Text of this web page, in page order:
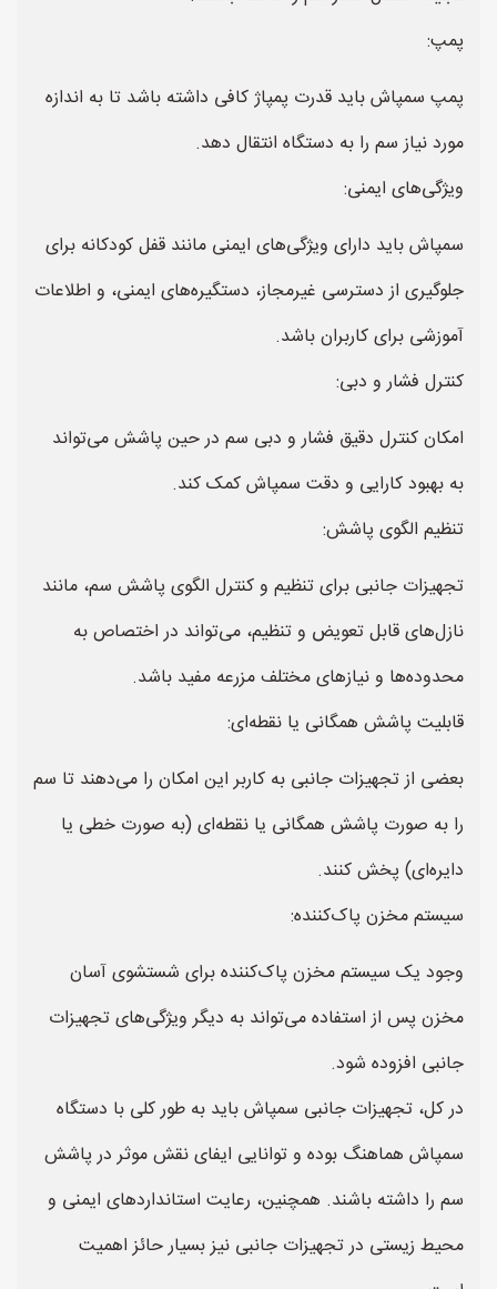
پمپ:
پمپ سمپاش باید قدرت پمپاژ کافی داشته باشد تا به اندازه
مورد نیاز سم را به دستگاه انتقال دهد.
ویژگی‌های ایمنی:
سمپاش باید دارای ویژگی‌های ایمنی مانند قفل کودکانه برای
جلوگیری از دسترسی غیرمجاز، دستگیره‌های ایمنی، و اطلاعات
آموزشی برای کاربران باشد.
کنترل فشار و دبی:
امکان کنترل دقیق فشار و دبی سم در حین پاشش می‌تواند
به بهبود کارایی و دقت سمپاش کمک کند.
تنظیم الگوی پاشش:
تجهیزات جانبی برای تنظیم و کنترل الگوی پاشش سم، مانند
نازل‌های قابل تعویض و تنظیم، می‌تواند در اختصاص به
محدوده‌ها و نیازهای مختلف مزرعه مفید باشد.
قابلیت پاشش همگانی یا نقطه‌ای:
بعضی از تجهیزات جانبی به کاربر این امکان را می‌دهند تا سم
را به صورت پاشش همگانی یا نقطه‌ای (به صورت خطی یا
دایره‌ای) پخش کنند.
سیستم مخزن پاک‌کننده:
وجود یک سیستم مخزن پاک‌کننده برای شستشوی آسان
مخزن پس از استفاده می‌تواند به دیگر ویژگی‌های تجهیزات
جانبی افزوده شود.
در کل، تجهیزات جانبی سمپاش باید به طور کلی با دستگاه
سمپاش هماهنگ بوده و توانایی ایفای نقش موثر در پاشش
سم را داشته باشند. همچنین، رعایت استانداردهای ایمنی و
محیط زیستی در تجهیزات جانبی نیز بسیار حائز اهمیت